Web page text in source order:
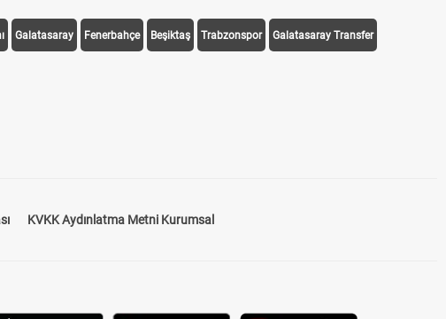
Galatasaray Fenerbahçe Beşiktaş Trabzonspor Galatasaray Transfer
KVKK Aydınlatma Metni Kurumsal